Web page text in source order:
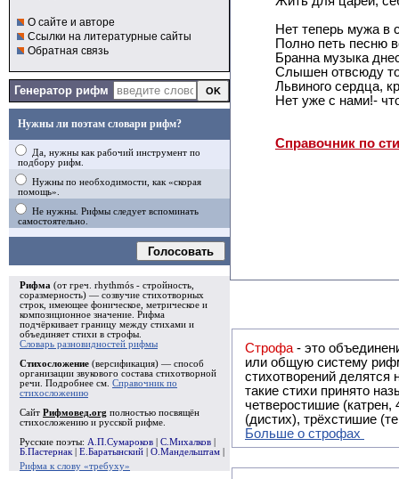
О сайте и авторе
Ссылки на литературные сайты
Обратная связь
Генератор рифм
Нужны ли поэтам словари рифм?
Да, нужны как рабочий инструмент по
подбору рифм.
Нужны по необходимости, как «скорая
помощь».
Не нужны. Рифмы следует вспоминать
самостоятельно.
Голосовать
Рифма (от греч. rhythmós - стройность,
соразмерность) — созвучие стихотворных
строк, имеющее фоническое, метрическое и
композиционное значение. Рифма
подчёркивает границу между стихами и
объединяет стихи в строфы
Словарь разновидностей рифмы
Стихосложение (версификация) — способ
организации звукового состава стихотворной
речи. Подробнее см. Справочник по
стихосложению
Сайт Рифмовед.org полностью посвящён
стихосложению и русской рифме.
Русские поэты: А.П.Сумароков С.Михалков
Б.Пастернак
Е.Баратынский О.Мандельштам
Рифма к слову «требуху»
Нет теперь мужа в
Полно петь песню
Бранна музыка
Слышен отвсюду
Львиного сердца,
Нет уже с нами!-
Справочник по
Строфа - это объединение двух
или общую систему рифм, и регулярно или периодически
стихотворений делятся на строфы и т.о. являются строфическими.
такие стихи принято называть астрофическими. Самая популярная строфа в русской поэзии -
четверостишие
(дистих), трёхстишие
Больше о строфах